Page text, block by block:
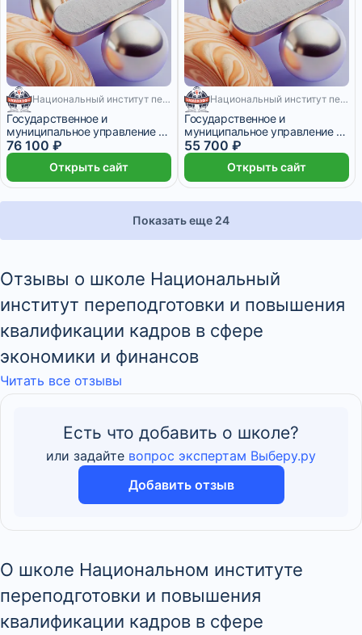
1020 месяцев Национальный институт переподготовки и повышения квалификации кадров в сфере экономики и финансов
Государственное и
муниципальное управление по
профилю «Государственная и
муниципальная служба»
76 100 ₽
Открыть сайт
540 месяцев Национальный институт переподготовки и повышения квалификации кадров в сфере экономики и финансов
Государственное и
муниципальное управление по
профилю «Государственная и
муниципальная служба» (540
55 700 ₽
Открыть сайт
Показать еще 24
Отзывы о школе Национальный
институт переподготовки и повышения
квалификации кадров в сфере
экономики и финансов
Читать все отзывы
Есть что добавить о школе?
или задайте вопрос экспертам Выберу.ру
Добавить отзыв
О школе Национальном институте
переподготовки и повышения
квалификации кадров в сфере